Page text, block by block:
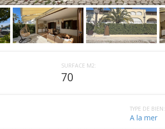
SURFACE M2:
70
TYPE DE BIEN:
A la mer